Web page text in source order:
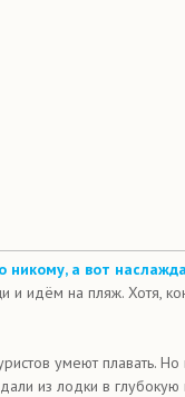
никому, а вот
идëм на пляж. Хотя,
умеют плавать.
из лодки в